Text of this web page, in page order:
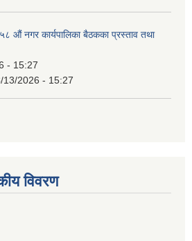
औं नगर कार्यपालिका बैठकका प्रस्ताव तथा
- 15:27
13/2026 - 15:27
विवरण